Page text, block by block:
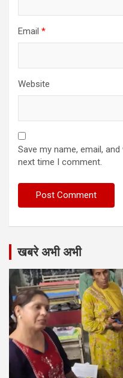
Email *
Website
Save my name, email,
next time I comment.
खबरे अभी अभी